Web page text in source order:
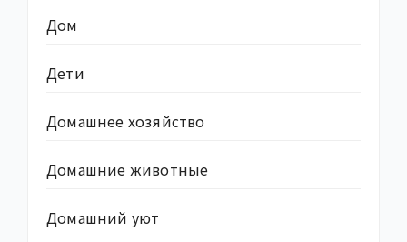
Дом
Дети
Домашнее хозяйство
Домашние животные
Домашний уют